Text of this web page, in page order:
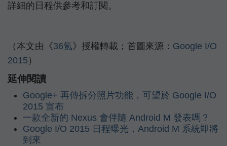
詳細的日程供參考和訂閱。
（本文由《36氪》授權轉載；首圖來源： Google I/O
2015 ）
延伸閱讀
Google+ 再傳拆分照片功能，可望於 Google I/O
2015 宣布
一款全新的 Nexus 會伴隨 Android M 發表嗎？
Google I/O 2015 日程曝光，Android M 系統即將
到來